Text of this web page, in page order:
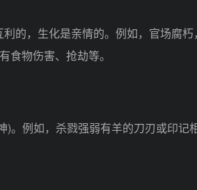
，生化是亲情的。例如，官场腐朽
食物伤害、抢劫等。
例如，杀戮强弱有羊的刀刃或印记